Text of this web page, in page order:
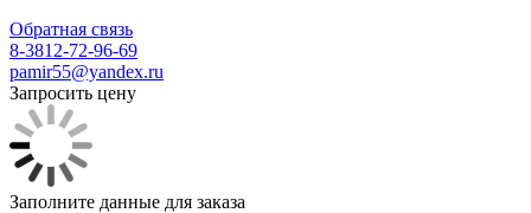
Обратная связь
8-3812-72-96-69
pamir55@yandex.ru
Запросить цену
Заполните данные для заказа